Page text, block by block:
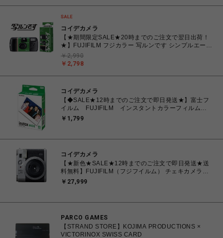
コイデカメラ
【★期間限定SALE★20時までのご注文で翌日出荷！
★】FUJIFILM フジカラー 写ルンです シンプルエース
27枚撮り レンズ付きフィルム
￥2,798
￥2,990
コイデカメラ
【◆SALE★12時までのご注文で即日発送★】富士フ
イルム FUJIFILM インスタントカラーフィルム
instax WIDE ワイド 1パック(10枚入) INSTAX
￥1,799
コイデカメラ
【★新色★SALE★12時までのご注文で即日発送★送
料無料】FUJIFILM（フジフイルム） チェキカメラ
INSTAX mini99 シルバー
￥27,999
PARCO GAMES
【STRAND STORE】KOJIMA PRODUCTIONS ×
VICTORINOX SWISS CARD